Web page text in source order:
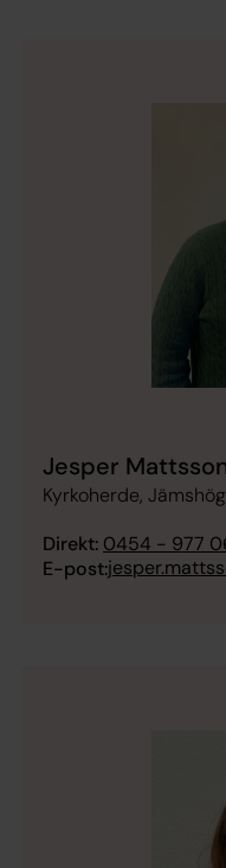
Jesper
Kyrkoherde,
Direkt: 0454 - 977
E-post: